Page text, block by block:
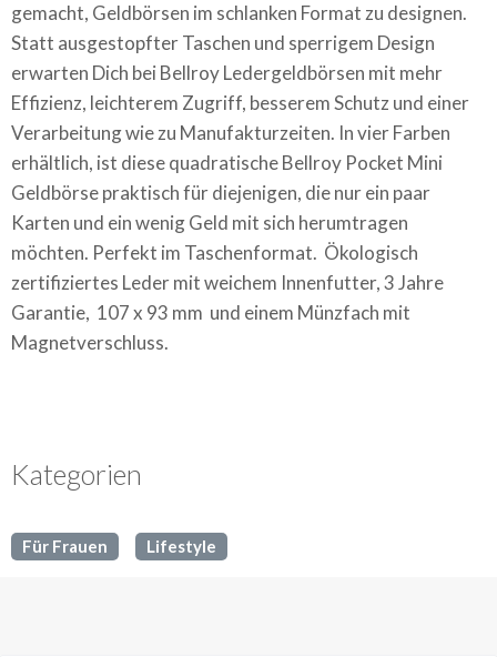
gemacht, Geldbörsen im schlanken Format zu designen.
Statt ausgestopfter Taschen und sperrigem Design
erwarten Dich bei Bellroy Ledergeldbörsen mit mehr
Effizienz, leichterem Zugriff, besserem Schutz und einer
Verarbeitung wie zu Manufakturzeiten. In vier Farben
erhältlich, ist diese quadratische Bellroy Pocket Mini
Geldbörse praktisch für diejenigen, die nur ein paar
Karten und ein wenig Geld mit sich herumtragen
möchten. Perfekt im Taschenformat. Ökologisch
zertifiziertes Leder mit weichem Innenfutter, 3 Jahre
Garantie, 107 x 93 mm und einem Münzfach mit
Magnetverschluss.
Kategorien
Für Frauen Lifestyle